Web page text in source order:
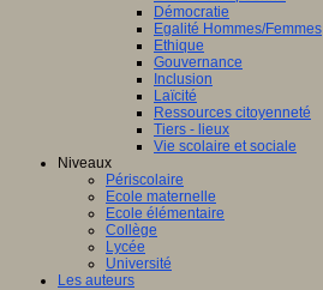
Démocratie
Egalité Hommes/Femmes
Ethique
Gouvernance
Inclusion
Laïcité
Ressources citoyenneté
Tiers - lieux
Vie scolaire et sociale
Niveaux
Périscolaire
Ecole maternelle
Ecole élémentaire
Collège
Lycée
Université
Les auteurs